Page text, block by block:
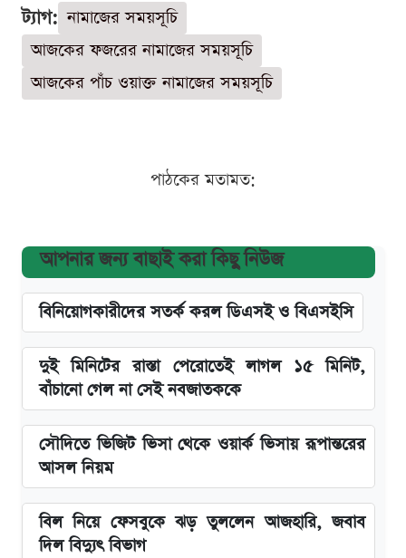
ট্যাগ: নামাজের সময়সূচি
আজকের ফজরের নামাজের সময়সূচি
আজকের পাঁচ ওয়াক্ত নামাজের সময়সূচি
পাঠকের মতামত:
আপনার জন্য বাছাই করা কিছু নিউজ
বিনিয়োগকারীদের সতর্ক করল ডিএসই ও বিএসইসি
দুই মিনিটের রাস্তা পেরোতেই লাগল ১৫ মিনিট,
বাঁচানো গেল না সেই নবজাতককে
সৌদিতে ভিজিট ভিসা থেকে ওয়ার্ক ভিসায় রূপান্তরের
আসল নিয়ম
বিল নিয়ে ফেসবুকে ঝড় তুললেন আজহারি, জবাব
দিল বিদ্যুৎ বিভাগ